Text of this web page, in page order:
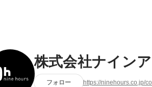
株式会社ナイン
フォロー https://ninehours.co.jp/